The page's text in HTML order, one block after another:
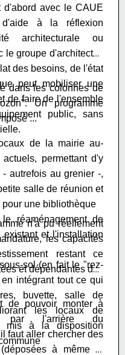
d'abord avec le CAUE
d'aide à la réflexion
architecturale ou
groupe d'architectes
des besoins, de l'état
peut mobiliser une
de faire de l'ensemble
public, sans
dans les colonnes de
Un programme
...
de la mairie au-
permettant d'y
autrefois au grenier -,
salle de réunion et
une bibliothèque
réaménagement de
et l'installation
sol (en fait le "rez-
intégrant tout ce qui
buvette, salle de
les locaux de
mis à la disposition
n'a pu réellement
les capacités
restant ce
et dépendantes des
de pouvoir monter à
par l'arrière du
faut aller chercher des
à même le